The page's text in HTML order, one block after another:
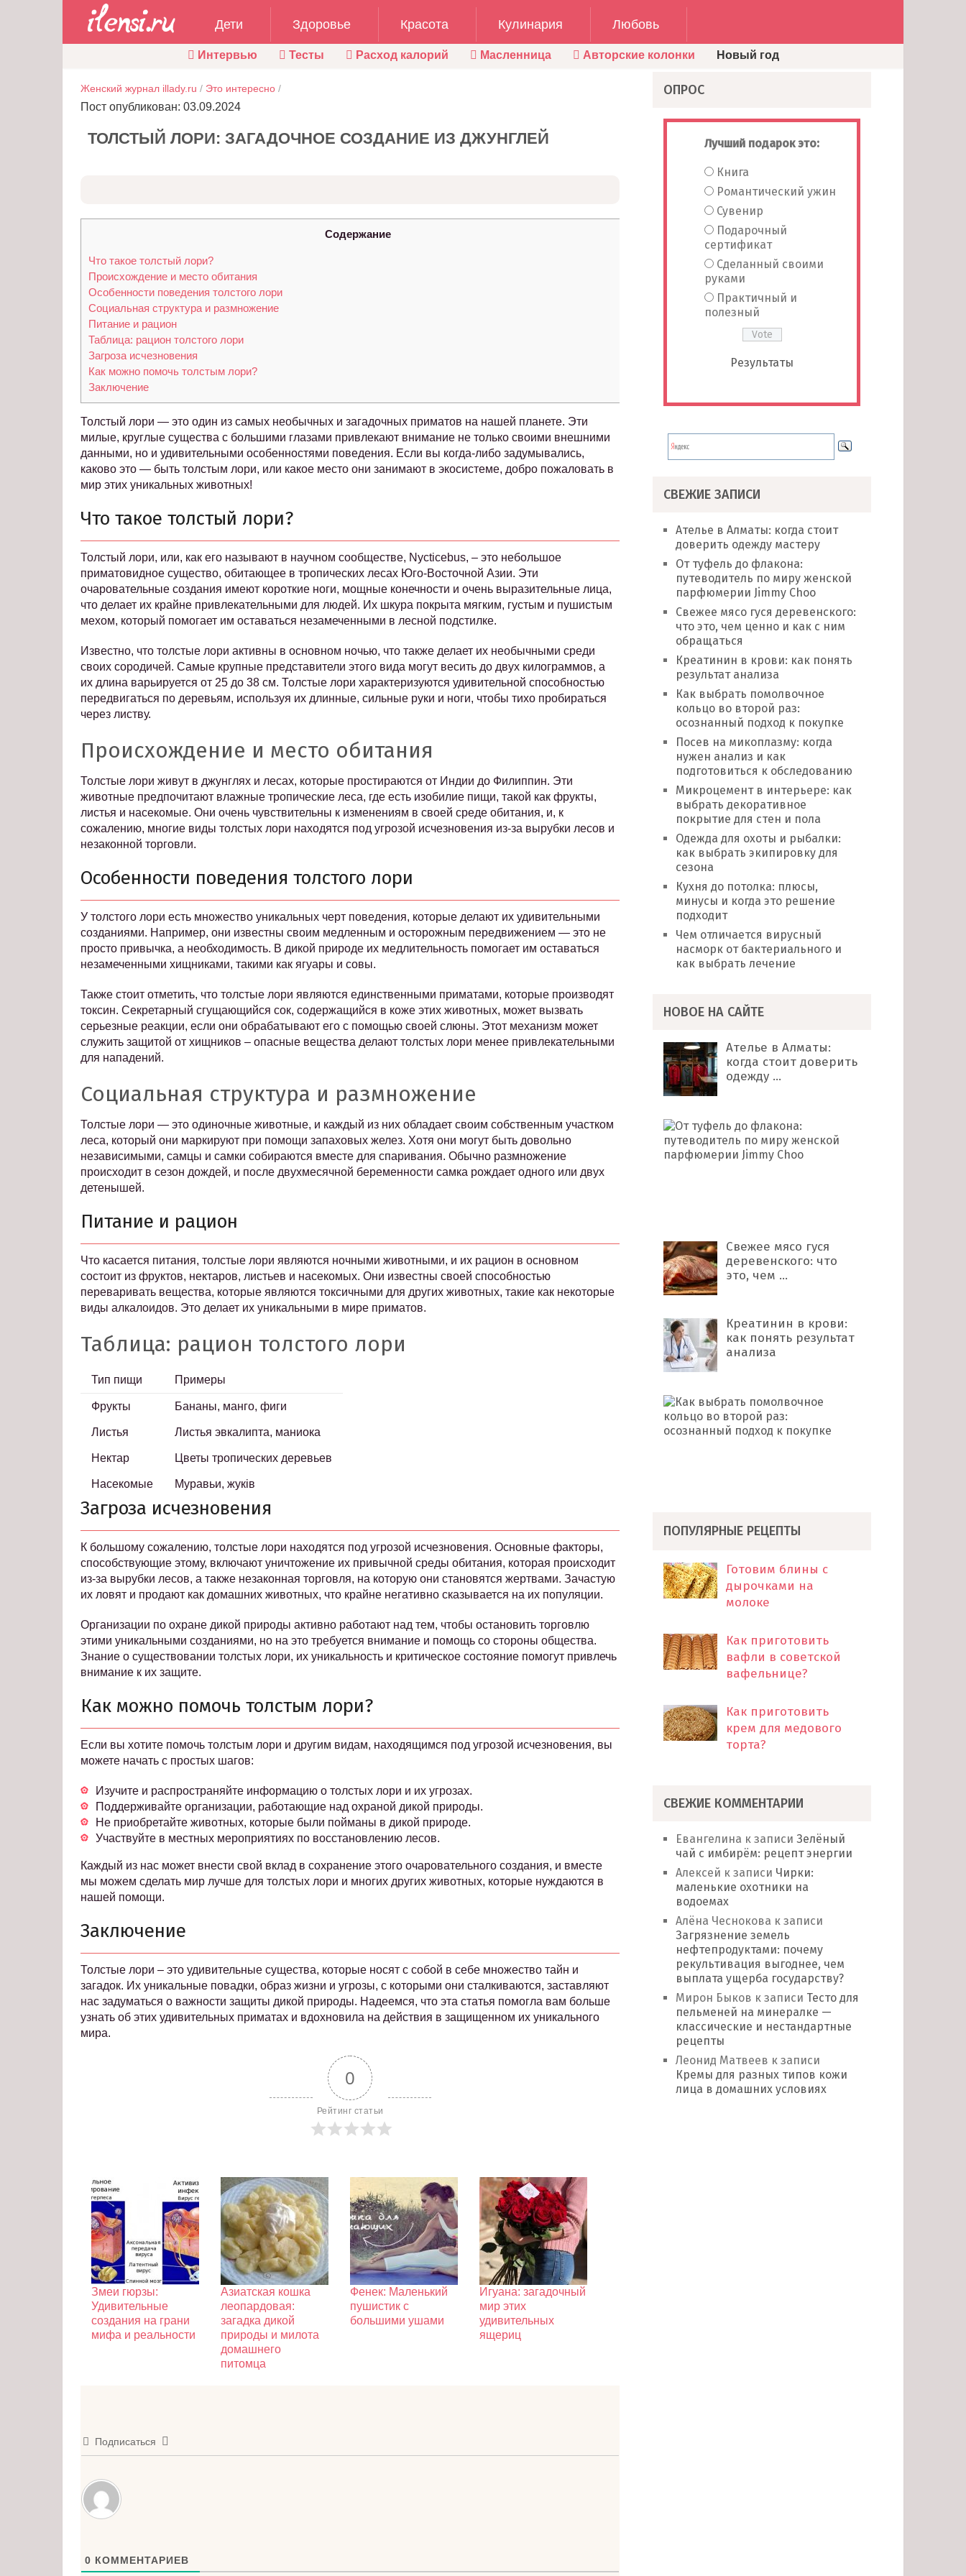
Дети Здоровье Красота Кулинария Любовь
Интервью Тесты Расход калорий Масленница Авторские колонки Новый год
Женский журнал illady.ru / Это интересно /
Пост опубликован: 03.09.2024
ТОЛСТЫЙ ЛОРИ: ЗАГАДОЧНОЕ СОЗДАНИЕ ИЗ ДЖУНГЛЕЙ
Содержание
Что такое толстый лори?
Происхождение и место обитания
Особенности поведения толстого лори
Социальная структура и размножение
Питание и рацион
Таблица: рацион толстого лори
Загроза исчезновения
Как можно помочь толстым лори?
Заключение
Толстый лори — это один из самых необычных и загадочных приматов на нашей планете. Эти
милые, круглые существа с большими глазами привлекают внимание не только своими внешними
данными, но и удивительными особенностями поведения. Если вы когда-либо задумывались,
каково это — быть толстым лори, или какое место они занимают в экосистеме, добро пожаловать в
мир этих уникальных животных!
Что такое толстый лори?
Толстый лори, или, как его называют в научном сообществе, Nycticebus, – это небольшое
приматовидное существо, обитающее в тропических лесах Юго-Восточной Азии. Эти
очаровательные создания имеют короткие ноги, мощные конечности и очень выразительные лица,
что делает их крайне привлекательными для людей. Их шкура покрыта мягким, густым и пушистым
мехом, который помогает им оставаться незамеченными в лесной подстилке.
Известно, что толстые лори активны в основном ночью, что также делает их необычными среди
своих сородичей. Самые крупные представители этого вида могут весить до двух килограммов, а
их длина варьируется от 25 до 38 см. Толстые лори характеризуются удивительной способностью
передвигаться по деревьям, используя их длинные, сильные руки и ноги, чтобы тихо пробираться
через листву.
Происхождение и место обитания
Толстые лори живут в джунглях и лесах, которые простираются от Индии до Филиппин. Эти
животные предпочитают влажные тропические леса, где есть изобилие пищи, такой как фрукты,
листья и насекомые. Они очень чувствительны к изменениям в своей среде обитания, и, к
сожалению, многие виды толстых лори находятся под угрозой исчезновения из-за вырубки лесов и
незаконной торговли.
Особенности поведения толстого лори
У толстого лори есть множество уникальных черт поведения, которые делают их удивительными
созданиями. Например, они известны своим медленным и осторожным передвижением — это не
просто привычка, а необходимость. В дикой природе их медлительность помогает им оставаться
незамеченными хищниками, такими как ягуары и совы.
Также стоит отметить, что толстые лори являются единственными приматами, которые производят
токсин. Секретарный сгущающийся сок, содержащийся в коже этих животных, может вызвать
серьезные реакции, если они обрабатывают его с помощью своей слюны. Этот механизм может
служить защитой от хищников – опасные вещества делают толстых лори менее привлекательными
для нападений.
Социальная структура и размножение
Толстые лори — это одиночные животные, и каждый из них обладает своим собственным участком
леса, который они маркируют при помощи запаховых желез. Хотя они могут быть довольно
независимыми, самцы и самки собираются вместе для спаривания. Обычно размножение
происходит в сезон дождей, и после двухмесячной беременности самка рождает одного или двух
детенышей.
Питание и рацион
Что касается питания, толстые лори являются ночными животными, и их рацион в основном
состоит из фруктов, нектаров, листьев и насекомых. Они известны своей способностью
переваривать вещества, которые являются токсичными для других животных, такие как некоторые
виды алкалоидов. Это делает их уникальными в мире приматов.
Таблица: рацион толстого лори
Тип пищи Примеры
Фрукты Бананы, манго, фиги
Листья Листья эвкалипта, маниока
Нектар Цветы тропических деревьев
Насекомые Муравьи, жуків
Загроза исчезновения
К большому сожалению, толстые лори находятся под угрозой исчезновения. Основные факторы,
способствующие этому, включают уничтожение их привычной среды обитания, которая происходит
из-за вырубки лесов, а также незаконная торговля, на которую они становятся жертвами. Зачастую
их ловят и продают как домашних животных, что крайне негативно сказывается на их популяции.
Организации по охране дикой природы активно работают над тем, чтобы остановить торговлю
этими уникальными созданиями, но на это требуется внимание и помощь со стороны общества.
Знание о существовании толстых лори, их уникальность и критическое состояние помогут привлечь
внимание к их защите.
Как можно помочь толстым лори?
Если вы хотите помочь толстым лори и другим видам, находящимся под угрозой исчезновения, вы
можете начать с простых шагов:
Изучите и распространяйте информацию о толстых лори и их угрозах.
Поддерживайте организации, работающие над охраной дикой природы.
Не приобретайте животных, которые были пойманы в дикой природе.
Участвуйте в местных мероприятиях по восстановлению лесов.
Каждый из нас может внести свой вклад в сохранение этого очаровательного создания, и вместе
мы можем сделать мир лучше для толстых лори и многих других животных, которые нуждаются в
нашей помощи.
Заключение
Толстые лори – это удивительные существа, которые носят с собой в себе множество тайн и
загадок. Их уникальные повадки, образ жизни и угрозы, с которыми они сталкиваются, заставляют
нас задуматься о важности защиты дикой природы. Надеемся, что эта статья помогла вам больше
узнать об этих удивительных приматах и вдохновила на действия в защищенном их уникального
мира.
0
Рейтинг статьи
Змеи гюрзы:
Удивительные
создания на грани
мифа и реальности
Азиатская кошка
леопардовая:
загадка дикой
природы и милота
домашнего
питомца
Фенек: Маленький
пушистик с
большими ушами
Игуана: загадочный
мир этих
удивительных
ящериц
Подписаться
0 КОММЕНТАРИЕВ
ОПРОС
Лучший подарок это:
Книга
Романтический ужин
Сувенир
Подарочный
сертификат
Сделанный своими
руками
Практичный и
полезный
Результаты
СВЕЖИЕ ЗАПИСИ
Ателье в Алматы: когда стоит
доверить одежду мастеру
От туфель до флакона:
путеводитель по миру женской
парфюмерии Jimmy Choo
Свежее мясо гуся деревенского:
что это, чем ценно и как с ним
обращаться
Креатинин в крови: как понять
результат анализа
Как выбрать помолвочное
кольцо во второй раз:
осознанный подход к покупке
Посев на микоплазму: когда
нужен анализ и как
подготовиться к обследованию
Микроцемент в интерьере: как
выбрать декоративное
покрытие для стен и пола
Одежда для охоты и рыбалки:
как выбрать экипировку для
сезона
Кухня до потолка: плюсы,
минусы и когда это решение
подходит
Чем отличается вирусный
насморк от бактериального и
как выбрать лечение
НОВОЕ НА САЙТЕ
Ателье в Алматы:
когда стоит доверить
одежду …
Свежее мясо гуся
деревенского: что
это, чем …
Креатинин в крови:
как понять результат
анализа
ПОПУЛЯРНЫЕ РЕЦЕПТЫ
Готовим блины с
дырочками на
молоке
Как приготовить
вафли в советской
вафельнице?
Как приготовить
крем для медового
торта?
СВЕЖИЕ КОММЕНТАРИИ
Евангелина к записиЗелёный
чай с имбирём: рецепт энергии
Алексей к записи Чирки:
маленькие охотники на
водоемах
Алёна Чеснокова к записи
Загрязнение земель
нефтепродуктами: почему
рекультивация выгоднее, чем
выплата ущерба государству?
Мирон Быков к записи Тесто для
пельменей на минералке —
классические и нестандартные
рецепты
Леонид Матвеев к записи
Кремы для разных типов кожи
лица в домашних условиях